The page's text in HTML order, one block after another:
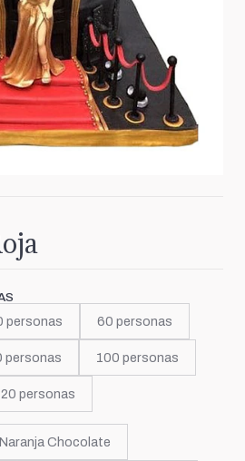
personas 60 personas
personas 100 personas
personas
Naranja Chocolate